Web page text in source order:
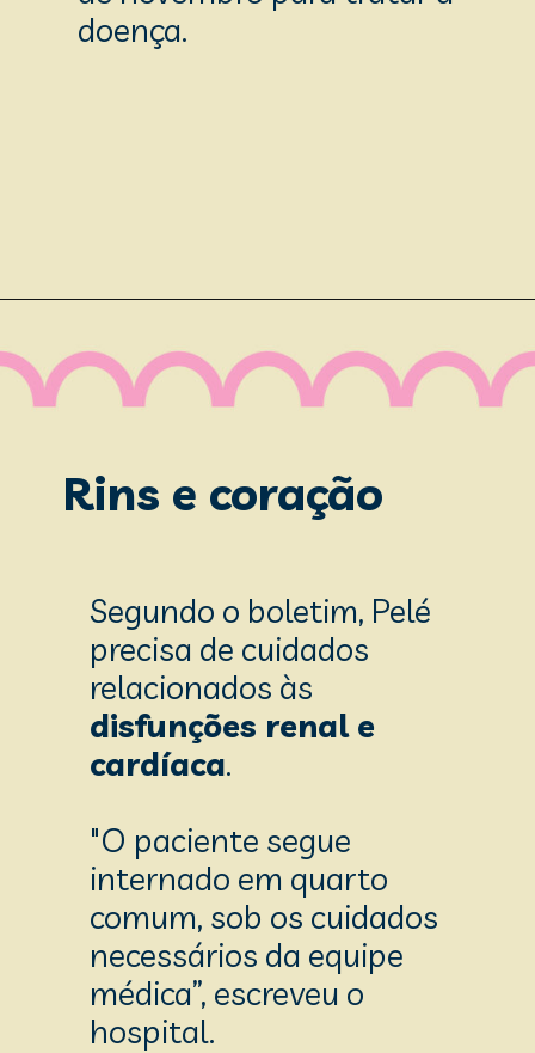
doença.
Rins e coração
Segundo o boletim, Pelé
precisa de cuidados
disfunções renal e
cardíaca.
"O paciente segue
internado em quarto
comum, sob os cuidados
necessários da equipe
médica”, escreveu o
hospital.